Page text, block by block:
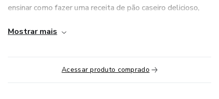
ensinar como fazer uma receita de pão caseiro delicioso,
utensílios que tem na sua casa.
Vamos começar do ZERO, desde a separação dos
Mostrar mais
Acessar produto comprado